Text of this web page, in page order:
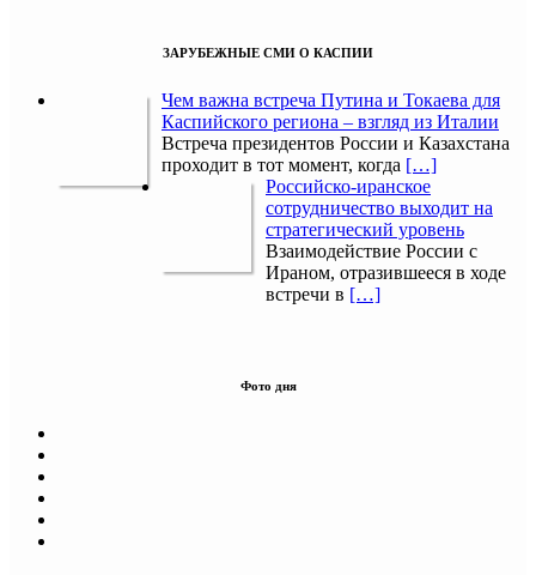
ЗАРУБЕЖНЫЕ СМИ О КАСПИИ
Чем важна встреча Путина и Токаева для
Каспийского региона – взгляд из Италии
Встреча президентов России и Казахстана
проходит в тот момент, когда […]
Российско-иранское
сотрудничество выходит на
стратегический уровень
Взаимодействие России с
Ираном, отразившееся в ходе
встречи в […]
Фото дня